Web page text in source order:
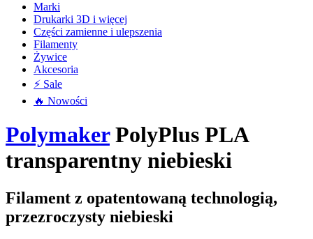
Marki
Drukarki 3D i więcej
Części zamienne i ulepszenia
Filamenty
Żywice
Akcesoria
⚡ Sale
🔥 Nowości
PolymakerPolyPlus PLA
transparentny niebieski
Filament z opatentowaną technologią,
przezroczysty niebieski